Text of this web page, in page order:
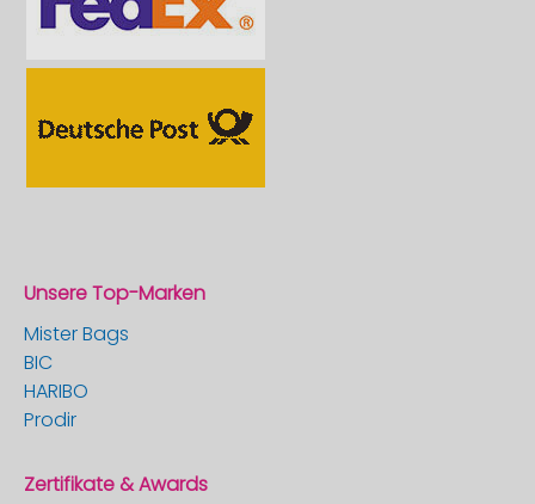
Unsere Top-Marken
Mister Bags
BIC
HARIBO
Prodir
Zertifikate & Awards